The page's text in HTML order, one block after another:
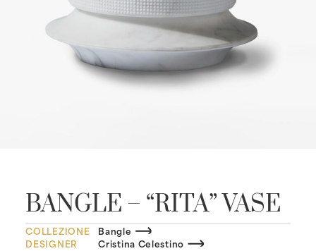
BANGLE – “RITA” VASE
COLLEZIONE
Bangle
DESIGNER
Cristina Celestino